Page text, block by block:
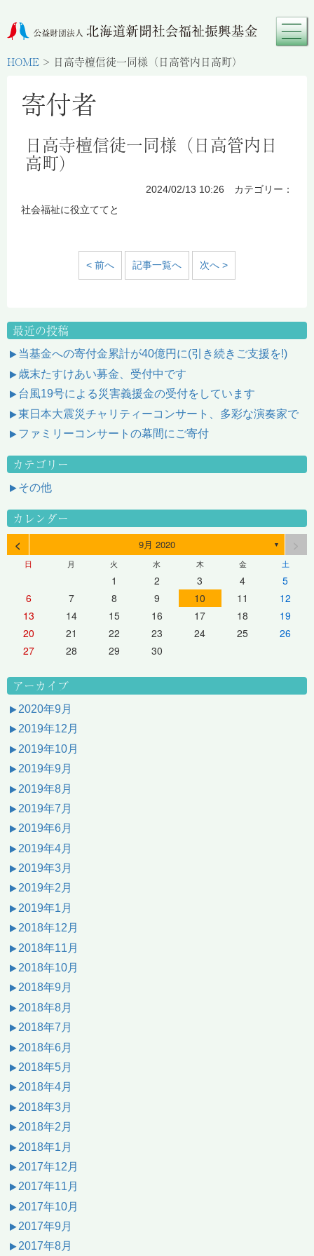
HOME > 日高寺檀信徒一同様（日高管内日高町）
寄付者
日高寺檀信徒一同様（日高管内日
高町）
2024/02/13 10:26 カテゴリー：
社会福祉に役立ててと
< 前へ 記事一覧へ 次へ >
最近の投稿
当基金への寄付金累計が40億円に(引き続きご支援を!)
歳末たすけあい募金、受付中です
台風19号による災害義援金の受付をしています
東日本大震災チャリティーコンサート、多彩な演奏家で
ファミリーコンサートの幕間にご寄付
カテゴリー
その他
カレンダー
< 9月 2020 ▼
日 月 火 水 木 金 土
1 2 3 4
5
6
7 8 9 10 11
12
13
14 15 16 17 18
19
20
21 22 23 24 25
26
27
28 29 30
アーカイブ
2020年9月
2019年12月
2019年10月
2019年9月
2019年8月
2019年7月
2019年6月
2019年4月
2019年3月
2019年2月
2019年1月
2018年12月
2018年11月
2018年10月
2018年9月
2018年8月
2018年7月
2018年6月
2018年5月
2018年4月
2018年3月
2018年2月
2018年1月
2017年12月
2017年11月
2017年10月
2017年9月
2017年8月